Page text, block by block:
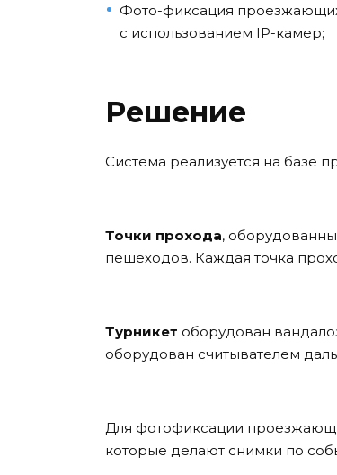
Фото-фиксация
с использованием IP-камер;
Решение
Система реализуется на базе
Точки прохода,
пешеходов. Каждая точка
Турникет оборудован
оборудован считывателем
Для фотофиксации
которые делают снимки по